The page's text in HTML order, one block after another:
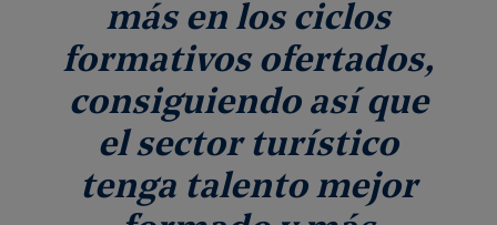
más en los ciclos
formativos ofertados,
consiguiendo así que
el sector turístico
tenga talento mejor